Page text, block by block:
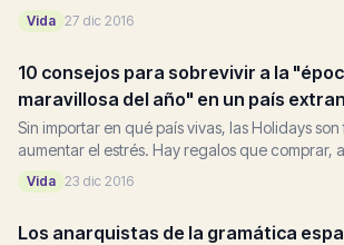
Bueno, no exactamente. Seguí leyendo para
Vida 27 dic 2016
10 consejos para sobrevivir a la
maravillosa del año" en un país
Sin importar en qué país vivas, las Holidays son
aumentar el estrés. Hay regalos que comprar,
visitar, una lista de cosas que parece nunca
Vida 23 dic 2016
Los anarquistas de la gramática